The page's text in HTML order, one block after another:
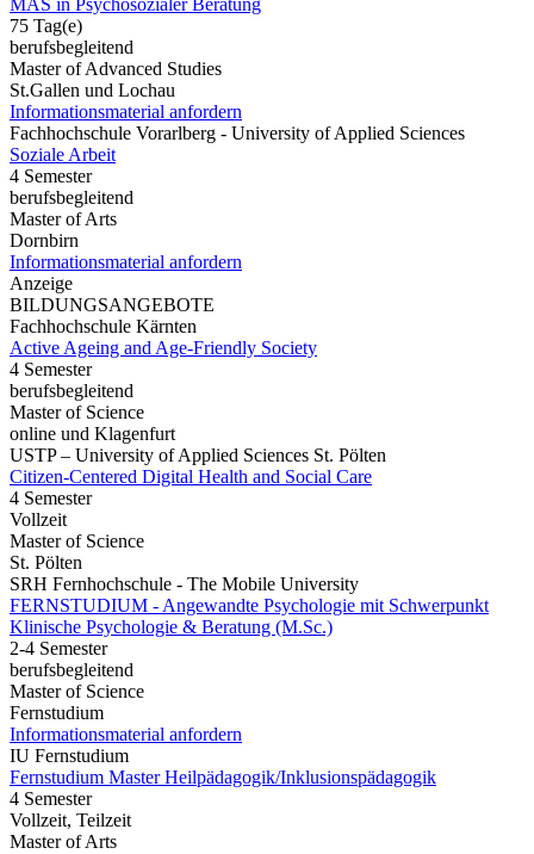
75 Tag(e)
berufsbegleitend
Master of Advanced Studies
St.Gallen und Lochau
Informationsmaterial anfordern
Fachhochschule Vorarlberg - University of Applied Sciences
Soziale Arbeit
4 Semester
berufsbegleitend
Master of Arts
Dornbirn
Informationsmaterial anfordern
Anzeige
BILDUNGSANGEBOTE
Fachhochschule Kärnten
Active Ageing and Age-Friendly Society
4 Semester
berufsbegleitend
Master of Science
online und Klagenfurt
USTP – University of Applied Sciences St. Pölten
Citizen-Centered Digital Health and Social Care
4 Semester
Vollzeit
Master of Science
St. Pölten
SRH Fernhochschule - The Mobile University
FERNSTUDIUM - Angewandte Psychologie mit Schwerpunkt
Klinische Psychologie & Beratung (M.Sc.)
2-4 Semester
berufsbegleitend
Master of Science
Fernstudium
Informationsmaterial anfordern
IU Fernstudium
Fernstudium Master Heilpädagogik/Inklusionspädagogik
4 Semester
Vollzeit, Teilzeit
Master of Arts